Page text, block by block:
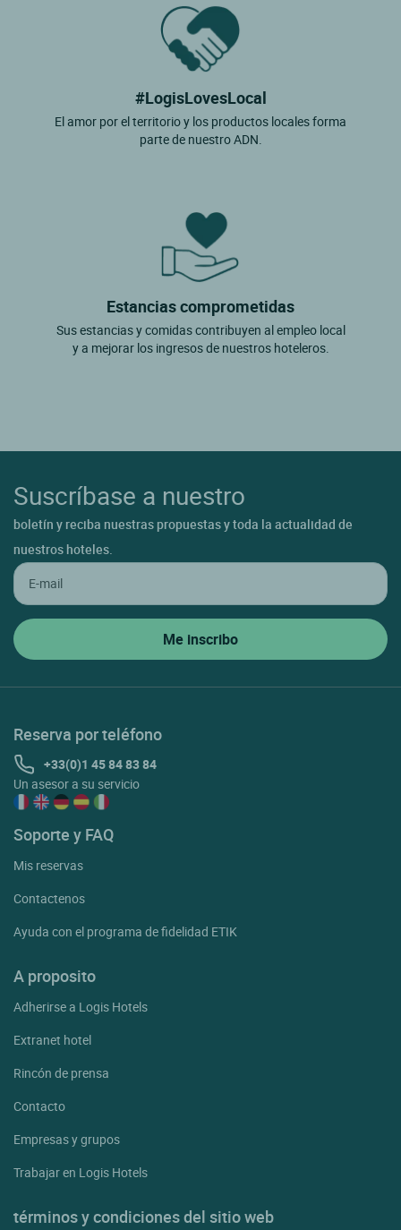
#LogisLovesLocal
El amor por el territorio y los productos locales forma
parte de nuestro ADN.
Estancias comprometidas
Sus estancias y comidas contribuyen al empleo local
y a mejorar los ingresos de nuestros hoteleros.
Suscríbase a nuestro
boletín y reciba nuestras propuestas y toda la actualidad de
nuestros hoteles.
Reserva por teléfono
+33(0)1 45 84 83 84
Un asesor a su servicio
Soporte y FAQ
Mis reservas
Contactenos
Ayuda con el programa de fidelidad ETIK
A proposito
Adherirse a Logis Hotels
Extranet hotel
Rincón de prensa
Contacto
Empresas y grupos
Trabajar en Logis Hotels
términos y condiciones del sitio web